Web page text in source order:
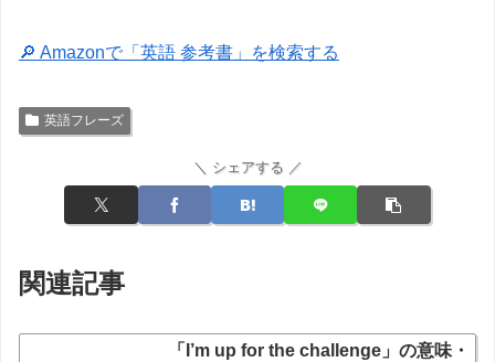
🔎 Amazonで「英語 参考書」を検索する
英語フレーズ
＼ シェアする ／
関連記事
「I’m up for the challenge」の意味・